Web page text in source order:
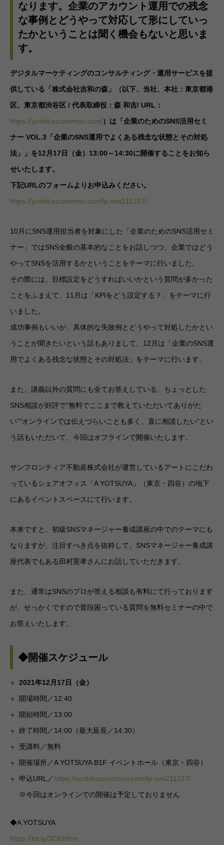
なります。企業のアカウント運用での残念
な事例とどうやって対応して形にしていっ
たかということは聞く機会もないと思いま
す。
デジタルマーケティングのコンサルティング・運用サービスを提
供している「株式会社吉和の森」（以下、当社、本社：東京都港
区、東京都渋谷区 / 代表取締役：森 和吉/ URL：
https://yoshikazunomori.com/）は「企業のためのSNS活用セミ
ナー VOL.3「企業のSNS運用でよくある残念な状態とその対処
法」」を12月17日（金）13:00～14:30に開催することをお知ら
せいたします。
下記URLのフォームよりお申込みください。
https://yoshikazunomori.com/lp-sns211217/
10月にSNS運用担当者を対象にした「企業のためのSNS活用セミ
ナー」ではSNS全般の基本的なことをお話しつつ、企業ではどう
やってSNSを活用するかということをテーマに行いました。
その際には、目標設定をどうすればいいかという質問が多かった
ことをふまえて、11月は「KPIをどう設定する？」をテーマに行
いました。
成功事例もいいが、具体的な失敗例とどうやって対処したかとい
うことが聞きたいという話もありまして、12月は「企業のSNS運
用でよくある残念な状態とその対処法」をテーマに行います。
また、講義以外の質問にも全てお答えしている、ちょっとした
SNS相談が好評で“無料でここまで教えていただいてありがた
い””オンラインでは伝えづらいことも多く、直に相談したい”とい
う話もいただいて、今回はオフラインで開催いたします。
サンフロンティア不動産株式会社が運営しているアートにこだわ
っているシェアオフィス「A YOTSUYA」（東京・四谷）の地下
にあるイベントスペースにて行います。
本来ですと、初級SNSマネージャー養成講座の中でのテーマにも
なりますが、注目すべき点を抜粋して、SNSマネージャー養成講
座代表でもある田村憲孝さんにお話していただきます。
また、通常はSNSのプロが答える相談も有料にて行っております
が、せっかくですので普段困っている質問を無料セミナーの中で
お答えいたします。
◆開催スケジュール
2021年12月17日（金）
開場時間／12:40
開始時間／13:00
終了時間／14:00（最大延長／14:30）
受講料／無料
開催場所／A YOTSUYA B1F イベントホール（東京・四谷）
申込URL／https://yoshikazunomori.com/lp-sns211217/
※今回はオンラインでの開催は予定しておりません
◆A YOTSUYA
https://bit.ly/3CKiHhm